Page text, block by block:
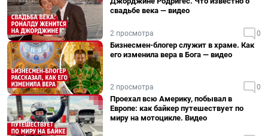
свадьбе века — видео
2 просмотра 0
Бизнесмен-блогер служит в храме. Как
его изменила вера в Бога — видео
2 просмотра 0
Проехал всю Америку, побывал в
Европе: как байкер путешествует по
миру на мотоцикле. Видео